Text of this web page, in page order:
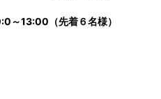
～13:00（先着６名様）